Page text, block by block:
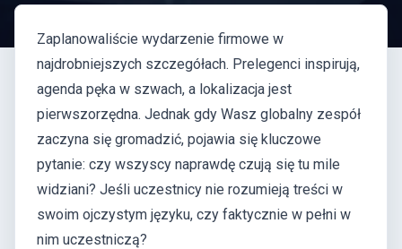
Zaplanowaliście wydarzenie firmowe w
najdrobniejszych szczegółach. Prelegenci inspirują,
agenda pęka w szwach, a lokalizacja jest
pierwszorzędna. Jednak gdy Wasz globalny zespół
zaczyna się gromadzić, pojawia się kluczowe
pytanie: czy wszyscy naprawdę czują się tu mile
widziani? Jeśli uczestnicy nie rozumieją treści w
swoim ojczystym języku, czy faktycznie w pełni w
nim uczestniczą?